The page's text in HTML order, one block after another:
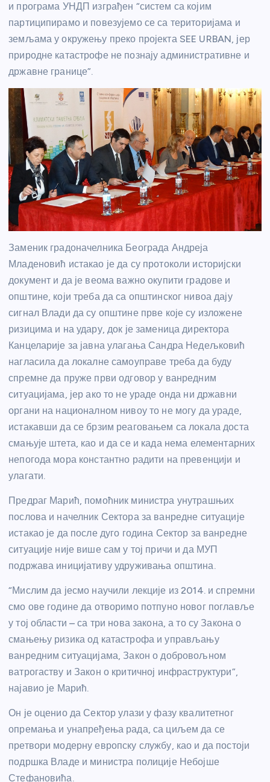
и програма УНДП изграђен “систем са којим
партиципирамо и повезујемо се са територијама и
земљама у окружењу преко пројекта SEE URBAN, јер
природне катастрофе не познају административне и
државне границе”.
Заменик градоначелника Београда Андреја
Младеновић истакао је да су протоколи историјски
документ и да је веома важно окупити градове и
општине, који треба да са општинског нивоа дају
сигнал Влади да су општине прве које су изложене
ризицима и на удару, док је заменица директора
Канцеларије за јавна улагања Сандра Недељковић
нагласила да локалне самоуправе треба да буду
спремне да пруже први одговор у ванредним
ситуацијама, јер ако то не ураде онда ни државни
органи на националном нивоу то не могу да ураде,
истакавши да се брзим реаговањем са локала доста
смањује штета, као и да се и када нема елементарних
непогода мора константно радити на превенцији и
улагати.
Предраг Марић, помоћник министра унутрашњих
послова и начелник Сектора за ванредне ситуације
истакао је да после дуго година Сектор за ванредне
ситуације није више сам у тој причи и да МУП
подржава иницијативу удруживања општина.
“Мислим да јесмо научили лекције из 2014. и спремни
смо ове године да отворимо потпуно новог поглавље
у тој области – са три нова закона, а то су Закона о
смањењу ризика од катастрофа и управљању
ванредним ситуацијама, Закон о добровољном
ватрогаству и Закон о критичној инфраструктури”,
најавио је Марић.
Он је оценио да Сектор улази у фазу квалитетног
опремања и унапређења рада, са циљем да се
претвори модерну европску службу, као и да постоји
подршка Владе и министра полиције Небојше
Стефановића.